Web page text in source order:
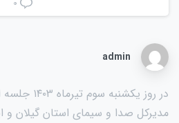
۰
admin
در روز
مدیرکل صدا و سیمای استان گیلان